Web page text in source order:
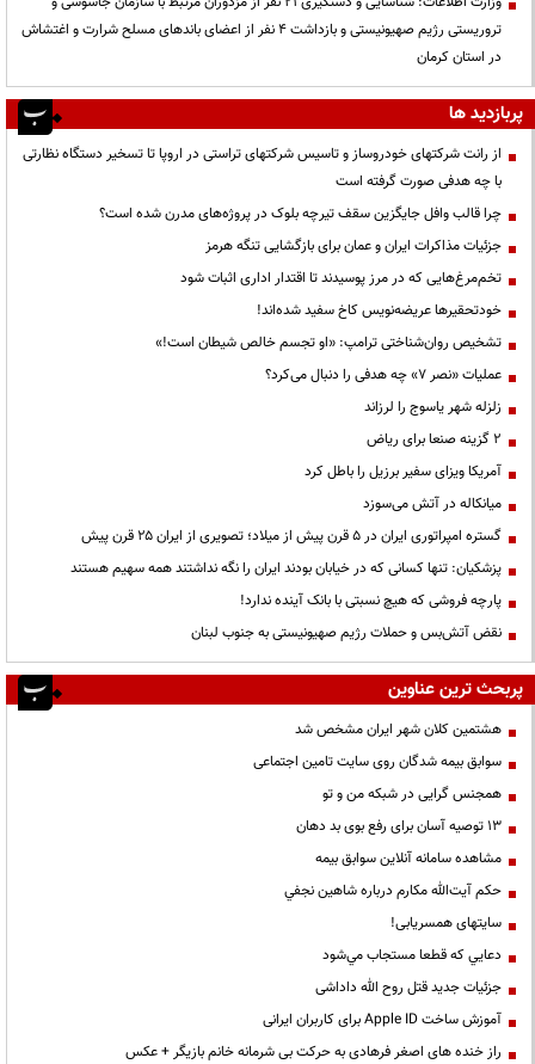
تروریستی رژیم صهیونیستی و بازداشت ۴ نفر از اعضای باندهای مسلح شرارت و اغتشاش
در استان کرمان
پربازدید ها
از رانت‌ شرکتهای خودروساز و تاسیس شرکتهای تراستی در اروپا تا تسخیر دستگاه نظارتی
با چه هدفی صورت گرفته است
چرا قالب وافل جایگزین سقف تیرچه بلوک در پروژه‌های مدرن شده است؟
جزئیات مذاکرات ایران و عمان برای بازگشایی تنگه هرمز
تخم‌مرغ‌هایی که در مرز پوسیدند تا اقتدار اداری اثبات شود
خودتحقیرها عریضه‌نویس کاخ سفید شده‌اند!
تشخیص روان‌شناختی ترامپ: «او تجسم خالص شیطان است!»
عملیات «نصر ۷» چه هدفی را دنبال می‌کرد؟
زلزله شهر یاسوج را لرزاند
۲ گزینه صنعا برای ریاض
آمریکا ویزای سفیر برزیل را باطل کرد
میانکاله در آتش می‌سوزد
گستره امپراتوری ایران در ۵ قرن پیش از میلاد؛ تصویری از ایران ۲۵ قرن پیش
پزشکیان: تنها کسانی که در خیابان بودند ایران را نگه نداشتند همه سهیم هستند
پارچه فروشی که هیچ نسبتی با بانک آینده ندارد!
نقض آتش‌بس و حملات رژیم صهیونیستی به جنوب لبنان
پربحث ترین عناوین
هشتمین کلان شهر ایران مشخص شد
سوابق بیمه شدگان روی سایت تامین اجتماعی
همجنس گرایی در شبکه من و تو
13 توصیه آسان برای رفع بوی بد دهان
مشاهده سامانه آنلاين سوابق بیمه
حكم آيت‌الله مكارم درباره شاهين نجفي
سایتهای همسریابی!
دعايي كه قطعا مستجاب مي‌شود
جزئیات جدید قتل روح الله داداشی
آموزش ساخت Apple ID برای کاربران ایرانی
راز خنده های اصغر فرهادی به حرکت بی شرمانه خانم بازیگر + عکس